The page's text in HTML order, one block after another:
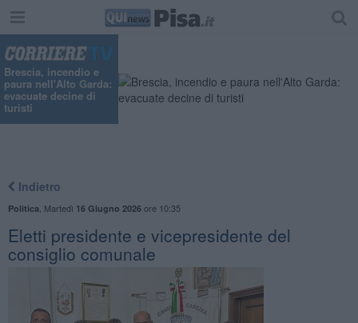
Brescia, incendio e
paura nell'Alto Garda:
evacuate decine di
turisti
Indietro
Politica Martedì 16 Giugno 2026ore 10:35
Eletti presidente e vicepresidente del
consiglio comunale